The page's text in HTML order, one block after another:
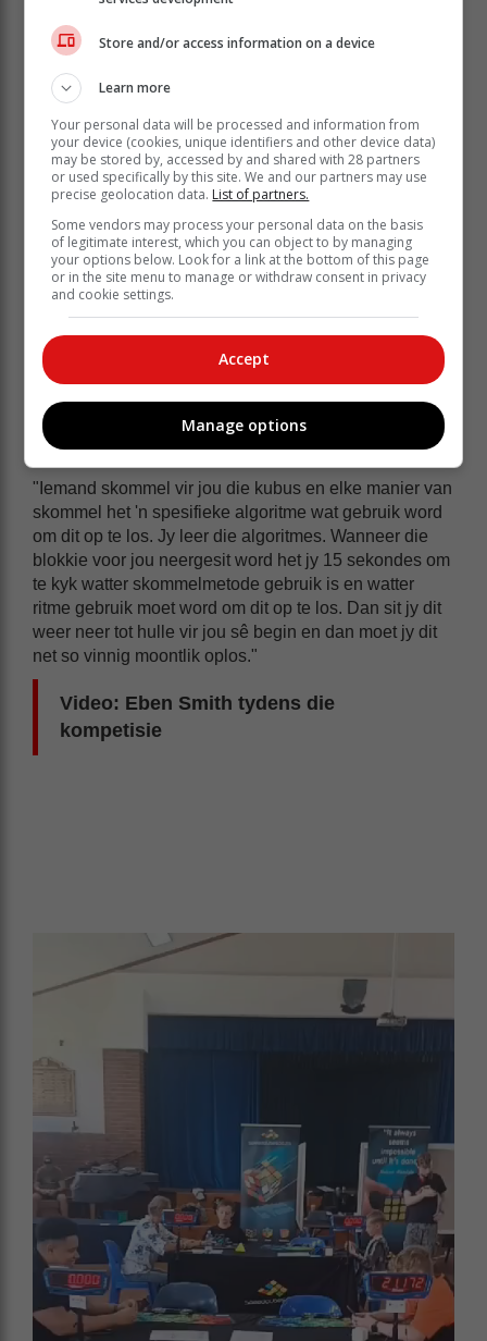
Eben Smith spog met sy tyd van 2,9 sekondes.
Volgens Jabez neem die individue nie in
ouderdomsverband deel nie en kan enigiemand van
enige ouderdom teen iemand kompeteer.
"Daar is self mense van in hul 40's wat teen kinders
deelneem. Die kinders stof nogal die grootmense uit,"
vertel hy. Hy sê verder dat kinders so jonk as vier jaar
oud aan speedcubing deelneem.
Eben vertel met groot trots dat dit hom nie baie lank
geneem het om presies agter te kom hoe om die
raaisels op te los nie.
"Iemand skommel vir jou die kubus en elke manier van
skommel het 'n spesifieke algoritme wat gebruik word
om dit op te los. Jy leer die algoritmes. Wanneer die
blokkie voor jou neergesit word het jy 15 sekondes om
te kyk watter skommelmetode gebruik is en watter
ritme gebruik moet word om dit op te los. Dan sit jy dit
weer neer tot hulle vir jou sê begin en dan moet jy dit
net so vinnig moontlik oplos."
Video: Eben Smith tydens die
kompetisie
Store and/or access information on a device
Learn more
Your personal data will be processed and information from
your device (cookies, unique identifiers and other device data)
may be stored by, accessed by and shared with 28 partners
or used specifically by this site. We and our partners may use
precise geolocation data. List of partners.
Some vendors may process your personal data on the basis
of legitimate interest, which you can object to by managing
your options below. Look for a link at the bottom of this page
or in the site menu to manage or withdraw consent in privacy
and cookie settings.
Accept
Manage options